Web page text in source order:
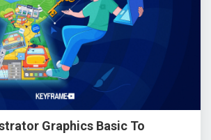
Graphics Basic To